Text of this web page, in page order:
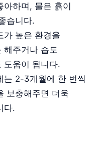
아하며, 물은 흙이
습니다.
가 높은 환경을
해주거나 습도
도움이 됩니다.
는 2-3개월에 한 번씩
보충해주면 더욱
다.